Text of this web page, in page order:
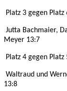
Platz 3 gegen Platz
Jutta Bachmaier,
Meyer 13:7
Platz 4 gegen Platz
Waltraud und
13:8